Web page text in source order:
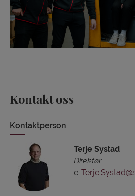
Kontakt oss
Kontaktperson
Terje Systad
Direktør
e: